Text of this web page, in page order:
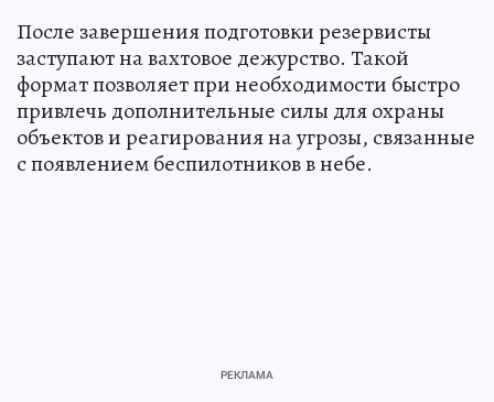
После завершения подготовки резервисты
заступают на вахтовое дежурство. Такой
формат позволяет при необходимости быстро
привлечь дополнительные силы для охраны
объектов и реагирования на угрозы, связанные
с появлением беспилотников в небе.